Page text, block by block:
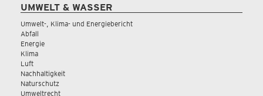
UMWELT & WASSER
Umwelt-, Klima- und Energiebericht
Abfall
Energie
Klima
Luft
Nachhaltigkeit
Naturschutz
Umweltrecht